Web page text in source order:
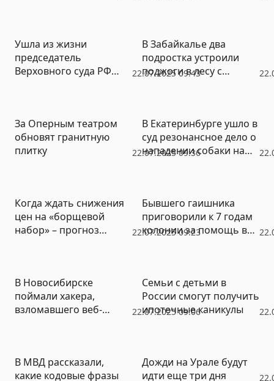
22.07.2025 09:43
Ушла из жизни
председатель
Верховного суда РФ
В Забайкалье два
подростка устроили
поджоги в лесу с
22.07.2025 09:36
За Оперным театром
обновят гранитную
плитку
В Екатеринбурге ушло в
суд резонансное дело о
нападении собаки на
22.07.2025 09:23
Когда ждать снижения
цен на «борщевой
набор» – прогноз
Бывшего гаишника
приговорили к 7 годам
колонии за помощь в
22.07.2025 09:06
В Новосибирске
поймали хакера,
взломавшего веб-
Семьи с детьми в
России смогут получить
ипотечные каникулы
В МВД рассказали,
какие кодовые фразы
Дожди на Урале будут
идти еще три дня